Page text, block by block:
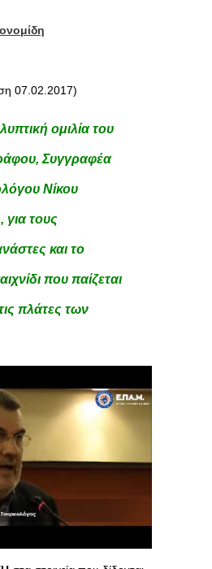
07.02.2017)
ομιλία του
Συγγραφέα
Νίκου
για τους
και το
που παίζεται
πλάτες των